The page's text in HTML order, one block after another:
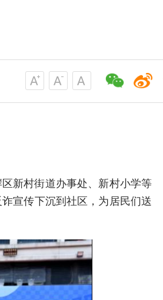
新村街道办事处、新村小学等
宣传下沉到社区，为居民们送